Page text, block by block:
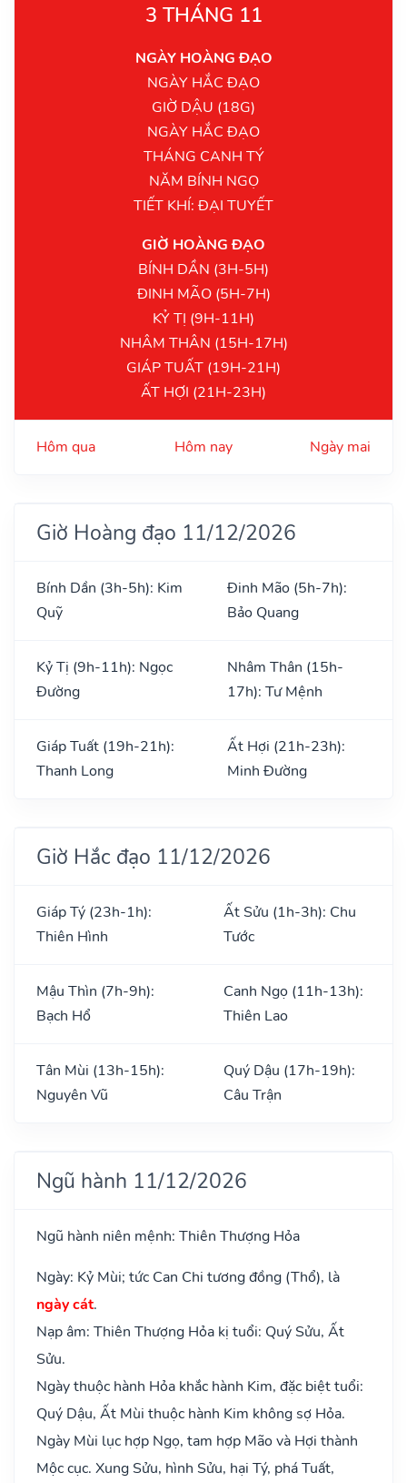
3 THÁNG 11
NGÀY HOÀNG ĐẠO
NGÀY HẮC ĐẠO
GIỜ DẬU (18G)
NGÀY HẮC ĐẠO
THÁNG CANH TÝ
NĂM BÍNH NGỌ
TIẾT KHÍ: ĐẠI TUYẾT
GIỜ HOÀNG ĐẠO
BÍNH DẦN (3H-5H)
ĐINH MÃO (5H-7H)
KỶ TỊ (9H-11H)
NHÂM THÂN (15H-17H)
GIÁP TUẤT (19H-21H)
ẤT HỢI (21H-23H)
Hôm qua Hôm nay Ngày mai
Giờ Hoàng đạo 11/12/2026
Bính Dần (3h-5h): Kim
Quỹ
Đinh Mão (5h-7h):
Bảo Quang
Kỷ Tị (9h-11h): Ngọc
Đường
Nhâm Thân (15h-
17h): Tư Mệnh
Giáp Tuất (19h-21h):
Thanh Long
Ất Hợi (21h-23h):
Minh Đường
Giờ Hắc đạo 11/12/2026
Giáp Tý (23h-1h):
Thiên Hình
Ất Sửu (1h-3h): Chu
Tước
Mậu Thìn (7h-9h):
Bạch Hổ
Canh Ngọ (11h-13h):
Thiên Lao
Tân Mùi (13h-15h):
Nguyên Vũ
Quý Dậu (17h-19h):
Câu Trận
Ngũ hành 11/12/2026
Ngũ hành niên mệnh: Thiên Thượng Hỏa
Ngày: Kỷ Mùi; tức Can Chi tương đồng (Thổ), là
ngày cát.
Nạp âm: Thiên Thượng Hỏa kị tuổi: Quý Sửu, Ất
Sửu.
Ngày thuộc hành Hỏa khắc hành Kim, đặc biệt tuổi:
Quý Dậu, Ất Mùi thuộc hành Kim không sợ Hỏa.
Ngày Mùi lục hợp Ngọ, tam hợp Mão và Hợi thành
Mộc cục. Xung Sửu, hình Sửu, hại Tý, phá Tuất,